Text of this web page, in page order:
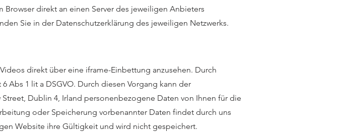
direkt an einen Server des jeweiligen Anbieters
Sie in der Datenschutzerklärung des jeweiligen Netzwerks.
direkt über eine iframe-Einbettung anzusehen. Durch
Abs 1 lit a DSGVO. Durch diesen Vorgang kann der
Dublin 4, Irland personenbezogene Daten von Ihnen für die
oder Speicherung vorbenannter Daten findet durch uns
Website ihre Gültigkeit und wird nicht gespeichert.